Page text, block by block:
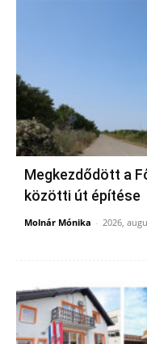
Megkezdődött a
közötti út építése
Molnár Mónika - 2026,